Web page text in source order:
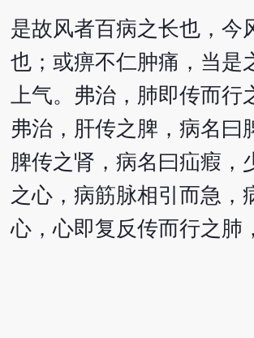
是故风者百病之长也，今
也；或痹不仁肿痛，当是
上气。弗治，肺即传而行
弗治，肝传之脾，病名曰
脾传之肾，病名曰疝瘕，
之心，病筋脉相引而急，
心，心即复反传而行之肺